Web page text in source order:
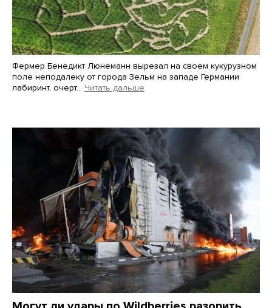
Фермер Бенедикт Люнеманн вырезал на своем кукурузном
поле неподалеку от города Зельм на западе Германии
лабиринт, очерт… Читать дальше